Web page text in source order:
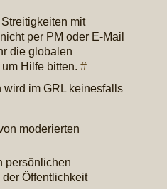
mit
per PM oder E-Mail
die globalen
um Hilfe bitten.#
wird im GRL keinesfalls
moderierten
persönlichen
Öffentlichkeit